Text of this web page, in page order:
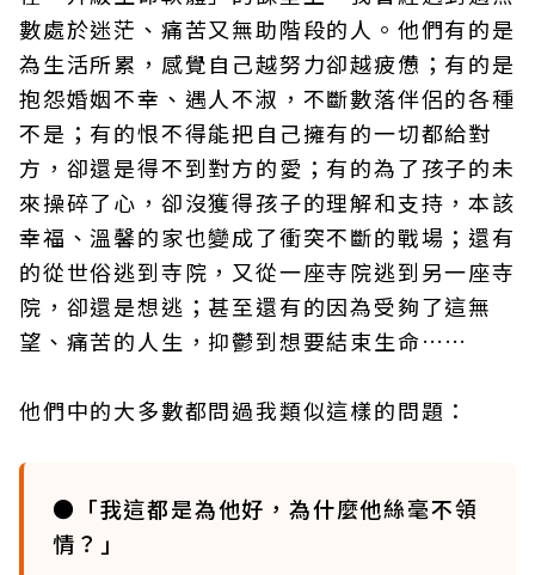
數處於迷茫、痛苦又無助階段的人。他們有的是
為生活所累，感覺自己越努力卻越疲憊；有的是
抱怨婚姻不幸、遇人不淑，不斷數落伴侶的各種
不是；有的恨不得能把自己擁有的一切都給對
方，卻還是得不到對方的愛；有的為了孩子的未
來操碎了心，卻沒獲得孩子的理解和支持，本該
幸福、溫馨的家也變成了衝突不斷的戰場；還有
的從世俗逃到寺院，又從一座寺院逃到另一座寺
院，卻還是想逃；甚至還有的因為受夠了這無
望、痛苦的人生，抑鬱到想要結束生命……
他們中的大多數都問過我類似這樣的問題：
●「我這都是為他好，為什麼他絲毫不領
情？」